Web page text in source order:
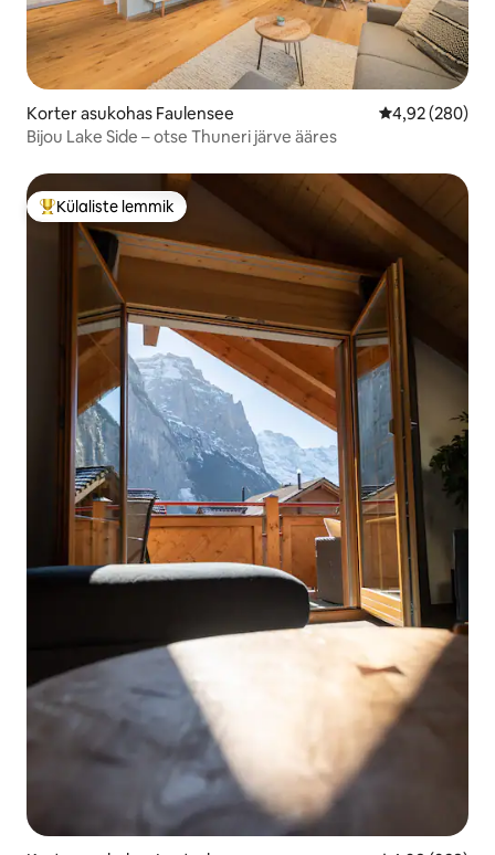
Korter asukohas Faulensee Keskmine
4,92 (280)
Bijou Lake Side – otse Thuneri järve ääres
Külaliste suur lemmik
Külaliste lemmik